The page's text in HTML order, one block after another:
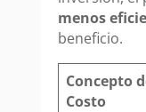
menos
beneficio.
Concepto
Costo